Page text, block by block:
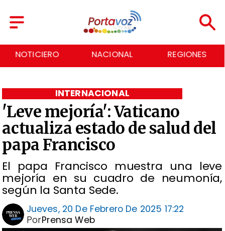
NACIONAL REGIONES ECONOMÍA
'Leve mejoría': Vaticano
actualiza estado de salud del
papa Francisco
El papa Francisco muestra una leve
mejoría en su cuadro de neumonía,
según la Santa Sede.
INTERNACIONAL
Jueves, 20 De Febrero De 2025 17:22
Prensa Web
Por